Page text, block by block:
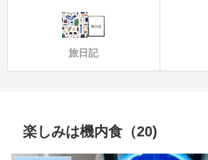
旅日記
楽しみは機内食（20)